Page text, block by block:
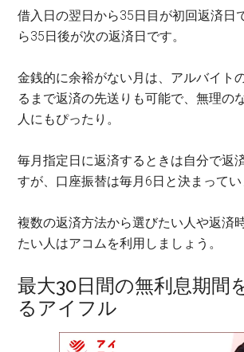
借入日の翌日から35日目が初回返済日
ら35日後が次の返済日です。
金銭的に余裕がない月は、アルバイト
るまで返済の先送りも可能で、無理の
人にもぴったり。
毎月指定日に返済するときは自分で返
すが、口座振替は毎月6日と決まってい
複数の返済方法から選びたい人や返済
たい人はアコムを利用しましょう。
最大30日間の無利息期間
るアイフル